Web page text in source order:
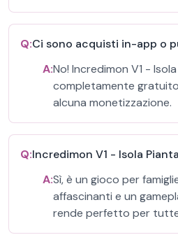
Q:Ci sono acquisti in-app o
A:No! Incredimon V1 -
completamente
alcuna monetizzazione.
Q:Incredimon V1 - Isola
A:Sì, è un gioco per
affascinanti e un
rende perfetto per